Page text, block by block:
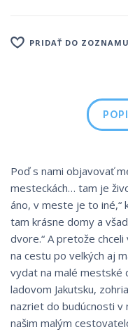
PRIDAŤ DO
Poď s nami objavovať
mesteckách… tam je
áno, v meste je to iné,“
tam krásne domy a
dvore.“ A pretože
na cestu po velkých aj
vydat na malé mestské
ladovom Jakutsku,
nazriet do budúcnosti v
našim malým